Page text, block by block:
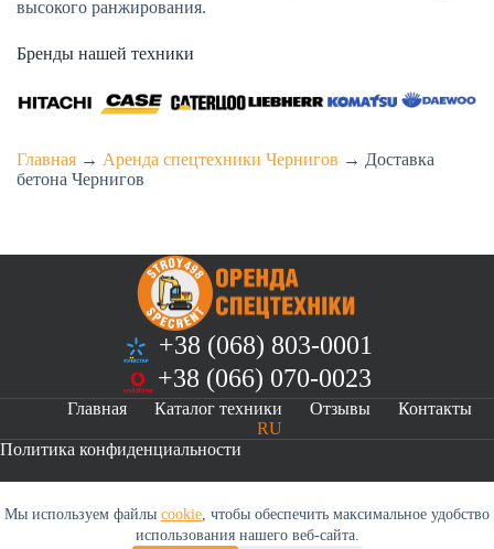
Мы используем файлы cookie, чтобы обеспечить максимальное удобство
использования нашего веб-сайта.
высокого ранжирования.
Бренды нашей техники
Главная → Аренда спецтехники Чернигов → Доставка
бетона Чернигов
+38 (068) 803-0001
+38 (066) 070-0023
Главная Каталог техники Отзывы
Контакты
RU
Политика конфиденциальности
Оренда спецтехніки s498.info © 2026